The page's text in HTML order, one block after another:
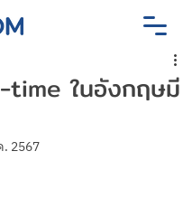
time ในอังกฤษมี
2567